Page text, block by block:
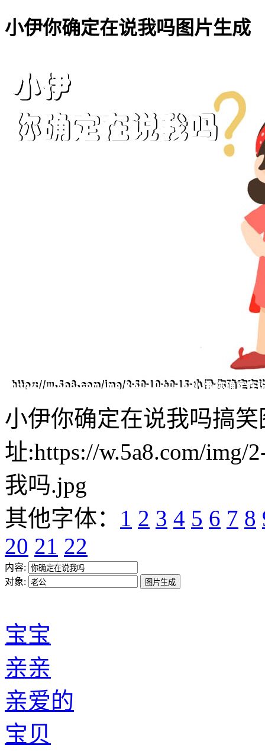
小伊你确定在说我吗图片生成
小伊你确定在说我吗搞笑
址:https://w.5a8.com/img/
我吗.jpg
其他字体： 1 2 3 4 5 6 7 8
20 21 22
内容:
对象:
宝宝
亲亲
亲爱的
宝贝